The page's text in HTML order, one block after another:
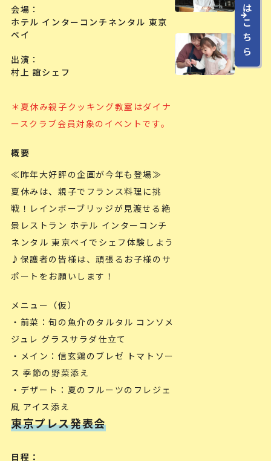
会場
ホテル インターコンチネンタル 東京
ベイ
出演
村上 誼シェフ
＊夏休み親子クッキング教室はダイナ
ースクラブ会員対象のイベントです。
概要
≪昨年大好評の企画が今年も登場≫
夏休みは、親子でフランス料理に挑
戦！レインボーブリッジが見渡せる絶
景レストラン ホテル インターコンチ
ネンタル 東京ベイでシェフ体験しよう
♪保護者の皆様は、頑張るお子様のサ
ポートをお願いします！
メニュー（仮）
・前菜：旬の魚介のタルタル コンソメ
ジュレ グラスサラダ仕立て
・メイン：信玄鶏のブレゼ トマトソー
ス 季節の野菜添え
・デザート：夏のフルーツのフレジェ
風 アイス添え
は
こ
ち
ら
東京プレス発表会
日程